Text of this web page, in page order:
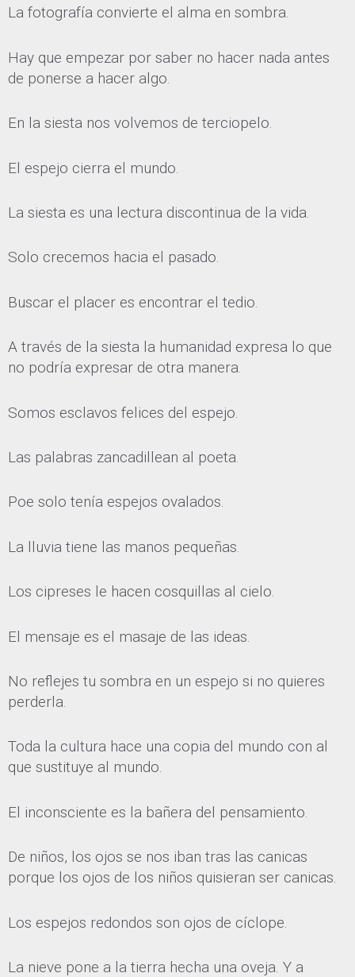
La fotografía convierte el alma en sombra.
Hay que empezar por saber no hacer nada antes
de ponerse a hacer algo.
En la siesta nos volvemos de terciopelo.
El espejo cierra el mundo.
La siesta es una lectura discontinua de la vida.
Solo crecemos hacia el pasado.
Buscar el placer es encontrar el tedio.
A través de la siesta la humanidad expresa lo que
no podría expresar de otra manera.
Somos esclavos felices del espejo.
Las palabras zancadillean al poeta.
Poe solo tenía espejos ovalados.
La lluvia tiene las manos pequeñas.
Los cipreses le hacen cosquillas al cielo.
El mensaje es el masaje de las ideas.
No reflejes tu sombra en un espejo si no quieres
perderla.
Toda la cultura hace una copia del mundo con al
que sustituye al mundo.
El inconsciente es la bañera del pensamiento.
De niños, los ojos se nos iban tras las canicas
porque los ojos de los niños quisieran ser canicas.
Los espejos redondos son ojos de cíclope.
La nieve pone a la tierra hecha una oveja. Y a